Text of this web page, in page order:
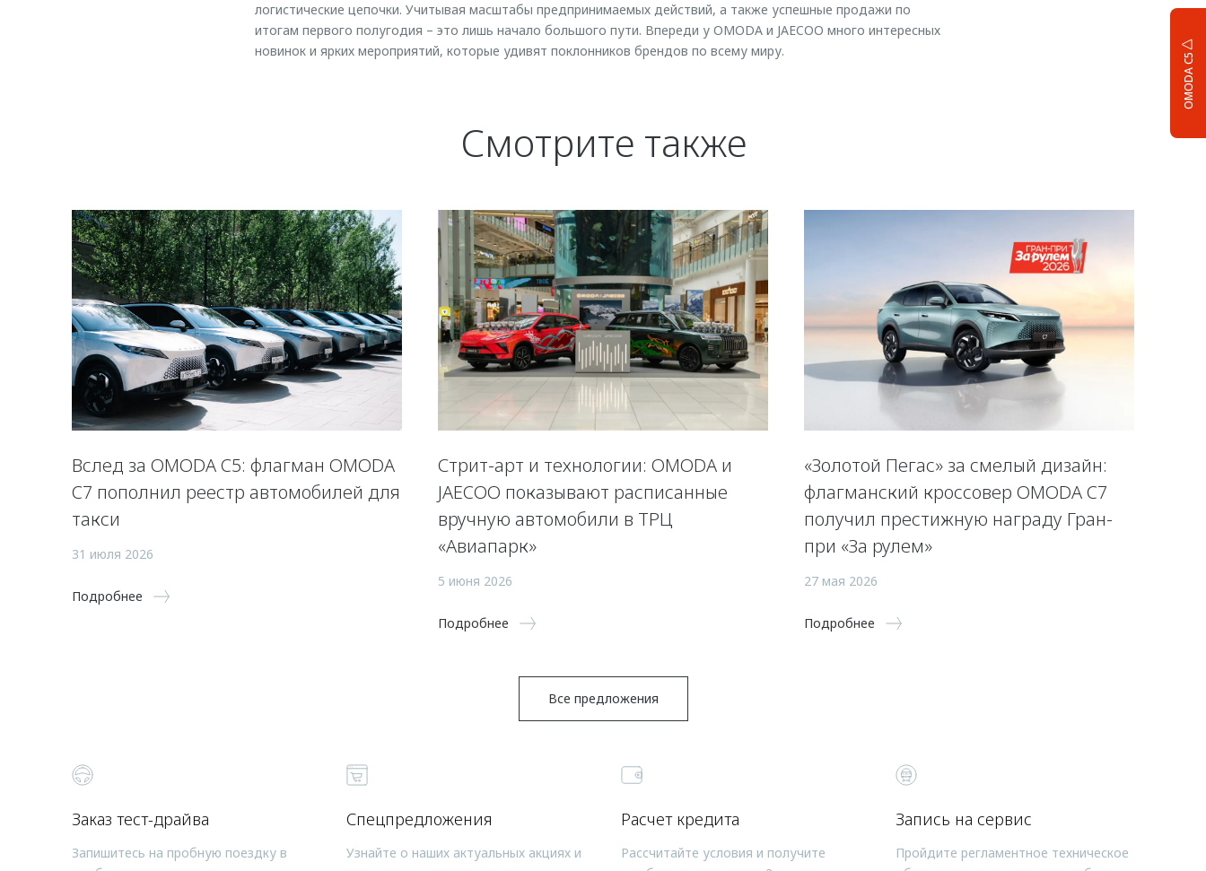
OMODA C5
логистические цепочки. Учитывая масштабы предпринимаемых действий, а также успешные продажи по
итогам первого полугодия – это лишь начало большого пути. Впереди у OMODA и JAECOO много интересных
новинок и ярких мероприятий, которые удивят поклонников брендов по всему миру.
Смотрите также
Вслед за OMODA C5: флагман OMODA
C7 пополнил реестр автомобилей для
такси
31 июля 2026
Подробнее
Стрит-арт и технологии: OMODA и
JAECOO показывают расписанные
вручную автомобили в ТРЦ
«Авиапарк»
5 июня 2026
Подробнее
«Золотой Пегас» за смелый дизайн:
флагманский кроссовер OMODA C7
получил престижную награду Гран-
при «За рулем»
27 мая 2026
Подробнее
Все предложения
Заказ тест-драйва
Запишитесь на пробную поездку в
Спецпредложения
Узнайте о наших актуальных акциях и
Расчет кредита
Рассчитайте условия и получите
Запись на сервис
Пройдите регламентное техническое